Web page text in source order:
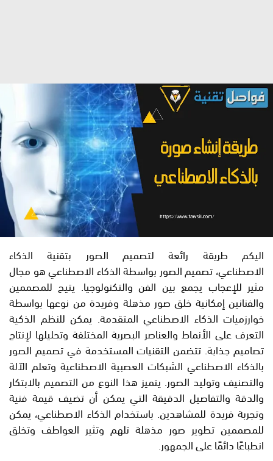
اليكم طريقة رائعة لتصميم الصور بتقنية الذكاء
الاصطناعي، تصميم الصور بواسطة الذكاء الاصطناعي هو مجال
مثير للإعجاب يجمع بين الفن والتكنولوجيا. يتيح للمصممين
والفنانين إمكانية خلق صور مذهلة وفريدة من نوعها بواسطة
خوارزميات الذكاء الاصطناعي المتقدمة. يمكن للنظم الذكية
التعرف على الأنماط والعناصر البصرية المختلفة وتحليلها لإنتاج
تصاميم جذابة. تتضمن التقنيات المستخدمة في تصميم الصور
بالذكاء الاصطناعي الشبكات العصبية الاصطناعية وتعلم الآلة
والتصنيف وتوليد الصور. يتميز هذا النوع من التصميم بالابتكار
والدقة والتفاصيل الدقيقة التي يمكن أن تضيف قيمة فنية
وتجربة فريدة للمشاهدين. باستخدام الذكاء الاصطناعي، يمكن
للمصممين تطوير صور مذهلة تلهم وتثير العواطف وتخلق
انطباعًا دائمًا على الجمهور.